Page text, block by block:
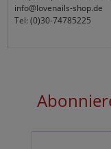
info@lovenails-shop.de
Tel: (0)30-74785225